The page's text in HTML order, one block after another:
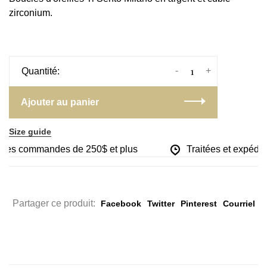
zirconium.
Quantité: +
-
Ajouter au panier
Size guide
commandes de 250$ et plus Traitées et
Partager ce produit: Facebook Twitter Pinterest Courriel